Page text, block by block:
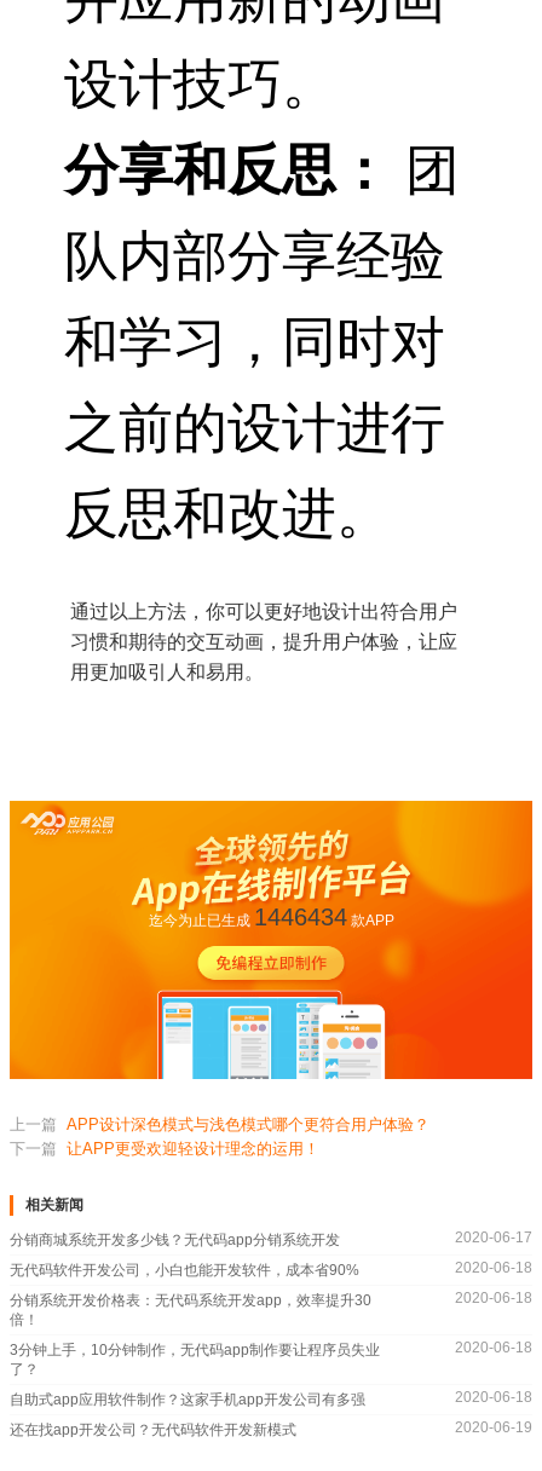
设计技巧。
分享和反思： 团
队内部分享经验
和学习，同时对
之前的设计进行
反思和改进。
通过以上方法，你可以更好地设计出符合用户
习惯和期待的交互动画，提升用户体验，让应
用更加吸引人和易用。
迄今为止已生成 1446434款APP
上一篇 APP设计深色模式与浅色模式哪个更符合用户体验？
下一篇 让APP更受欢迎轻设计理念的运用！
相关新闻
分销商城系统开发多少钱？无代码app分销系统开发
2020-06-17
无代码软件开发公司，小白也能开发软件，成本省90%
2020-06-18
分销系统开发价格表：无代码系统开发app，效率提升30
倍！
2020-06-18
3分钟上手，10分钟制作，无代码app制作要让程序员失业
了？
2020-06-18
自助式app应用软件制作？这家手机app开发公司有多强
2020-06-18
还在找app开发公司？无代码软件开发新模式
2020-06-19